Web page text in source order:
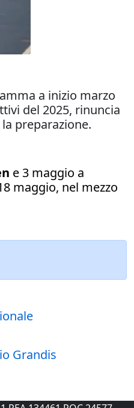
a inizio marzo
del 2025, rinuncia
preparazione.
e 3 maggio a
maggio, nel mezzo
Grandis